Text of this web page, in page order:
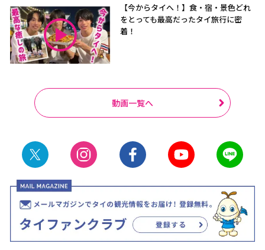
【今からタイへ！】食・宿・景色どれ
をとっても最高だったタイ旅行に密
着！
動画一覧へ